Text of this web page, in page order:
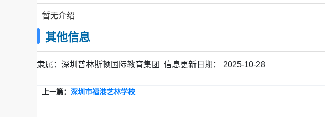
暂无介绍
其他信息
隶属： 深圳普林斯顿国际教育集团 信息更新日期： 2025-10-28
上一篇： 深圳市福港艺林学校